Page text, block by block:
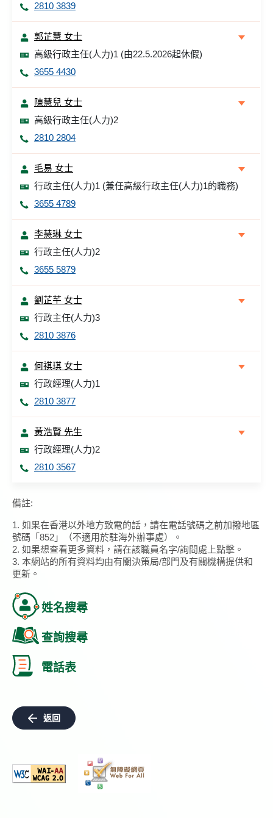
2810 3839
郭芷慧 女士
高級行政主任(人力)1 (由22.5.2026起休假)
3655 4430
陳慧兒 女士
高級行政主任(人力)2
2810 2804
毛易 女士
行政主任(人力)1 (兼任高級行政主任(人力)1的職務)
3655 4789
李慧琳 女士
行政主任(人力)2
3655 5879
劉芷芊 女士
行政主任(人力)3
2810 3876
何祺琪 女士
行政經理(人力)1
2810 3877
黃浩賢 先生
行政經理(人力)2
2810 3567
備註:
1. 如果在香港以外地方致電的話，請在電話號碼之前加撥地區
號碼「852」（不適用於駐海外辦事處）。
2. 如果想查看更多資料，請在該職員名字/詢問處上點擊。
3. 本網站的所有資料均由有關決策局/部門及有關機構提供和
更新。
姓名搜尋
查詢搜尋
電話表
返回